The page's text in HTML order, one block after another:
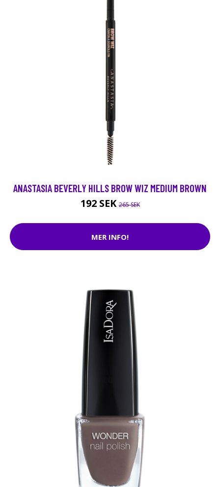
ANASTASIA BEVERLY HILLS BROW WIZ MEDIUM BROWN
192 SEK265 SEK
MER INFO!